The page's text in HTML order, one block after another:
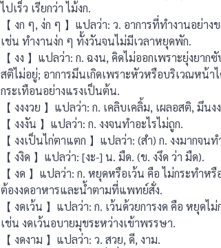
ไปเร็ว เรียกว่า ไม้งก.
【 งก ๆ, ง่ก ๆ 】แปลว่า: ว. อาการที่ทำงานอย่า
เช่น ทำงานง่ก ๆ ทั้งวันจนไม่มีเวลาหยุดพัก.
【 งง 】แปลว่า: ก. ฉงน, คิดไม่ออกเพราะยุ่งยาก
สติไม่อยู่; อาการมึนเกิดเพราะหัวหรือบริเวณหน้า
กระเทือนอย่างแรงเป็นต้น.
【 งงงวย 】แปลว่า: ก. เคลิบเคลิ้ม, เผลอสติ, มึนง
【 งงงัน 】แปลว่า: ก. งงจนทําอะไรไม่ถูก.
【 งงเป็นไก่ตาแตก 】แปลว่า: (สำ) ก. งงมากจนท
【 งงิด 】แปลว่า: [งะ-] น. มืด. (ข. งงึด ว่า มืด).
【 งด 】แปลว่า: ก. หยุดหรือเว้น คือ ไม่กระทําห
ต้องงดอาหารและน้ำตามที่แพทย์สั่ง.
【 งดเว้น 】แปลว่า: ก. เว้นด้วยการงด คือ หยุด
เช่น งดเว้นอบายมุขระหว่างเข้าพรรษา.
【 งดงาม 】แปลว่า: ว. สวย, ดี, งาม.